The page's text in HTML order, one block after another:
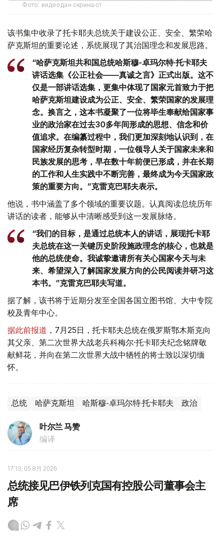
Фото: видеодан скриншот
该书集中收录了托卡耶夫总统关于建设公正、安全、繁荣哈
萨克斯坦的重要论述，系统展现了其治国理念和发展思路。
“哈萨克斯坦共和国总统哈斯穆-卓玛尔特·托卡耶夫
讲话选集《公正社会——真诚之言》正式出版。这不
仅是一部讲话选集，更集中体现了国家元首致力于把
哈萨克斯坦建设成为公正、安全、繁荣国家的发展理
念。换言之，这本书凝聚了一位将毕生奉献给国家事
业的政治家在过去30多年间形成的思想、信念和价
值追求。在编纂过程中，我们更加深刻地认识到，在
国家经历复杂转型时期，一位领导人关于国家未来和
民族发展的思考，早在数十年前便已形成，并在长期
的工作和人生实践中不断完善，最终成为今天国家政
策的重要方向。”克雷克巴耶夫表示。
他说，书中涵盖了多个领域的重要议题。认真阅读总统历年
讲话的读者，能够从中清晰感受到这一发展脉络。
“我们的目标，是通过总统本人的讲话，展现托卡耶
夫总统在这一关键历史阶段施政理念的核心，也就是
他的总统使命。我诚挚邀请所有关心国家今天与未
来、希望深入了解国家发展方向的公民阅读并研习这
本书。”克雷克巴耶夫写道。
据了解，该书将于近期分发至全国各国立图书馆、大中专院
校及青年中心。
据此前报道 ，7月25日，托卡耶夫总统在俄罗斯鄂木斯克向
其父亲、第二次世界大战老兵科梅尔·托卡耶夫纪念铭牌敬
献鲜花，并向在第二次世界大战中牺牲的将士致以深切缅
怀。
总统 哈萨克斯坦 哈斯穆-卓玛尔特·托卡耶夫 政治
叶尔兰 马赞
编译
17:13, 05 8月 2026
总统接见巴伊铁列克国有控股公司董事会主
席